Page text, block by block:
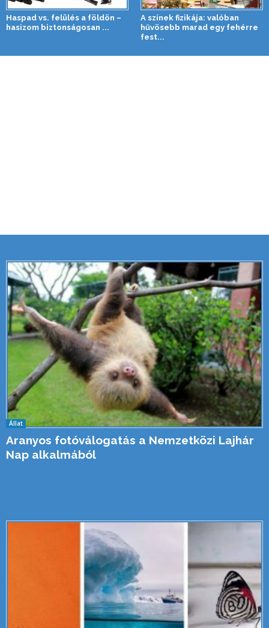
Haspad vs. felülés a földön –
hasizom biztonságosan ...
A színek fizikája: valóban
hűvösebb marad egy fehérre
fest...
Állat
Aranyos fotóválogatás a Nemzetközi Lajhár
Nap alkalmából